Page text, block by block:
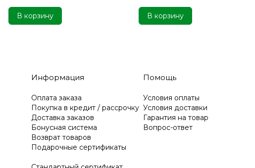
В корзину В корзину
Информация
Оплата заказа
Покупка в кредит / рассрочку
Доставка заказов
Бонусная система
Возврат товаров
Подарочные сертификаты
Помощь
Условия оплаты
Условия доставки
Гарантия на товар
Вопрос-ответ